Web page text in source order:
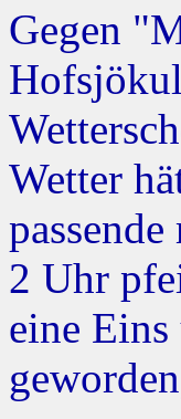
Gegen
Wetter
2 Uhr
eine